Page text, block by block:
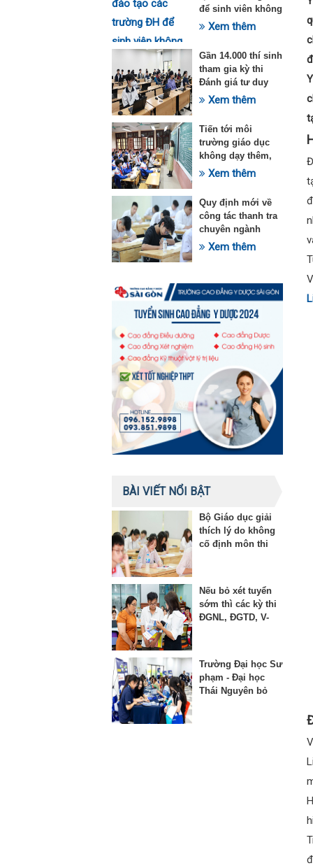
để sinh viên không
quá tải với ngành
Xem thêm
Gần 14.000 thí sinh
tham gia kỳ thi
Đánh giá tư duy
đợt 1 năm 2025
Xem thêm
Tiến tới môi
trường giáo dục
không dạy thêm,
học thêm
Xem thêm
Quy định mới về
công tác thanh tra
chuyên ngành
trong lĩnh vực giáo
Xem thêm
BÀI VIẾT NỔI BẬT
Bộ Giáo dục giải
thích lý do không
cố định môn thi
Nếu bỏ xét tuyển
sớm thì các kỳ thi
ĐGNL, ĐGTD, V-
Trường Đại học Sư
phạm - Đại học
Thái Nguyên bỏ
Y